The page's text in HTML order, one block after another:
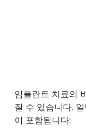
임플란트 치료의
질 수 있습니다.
이 포함됩니다: